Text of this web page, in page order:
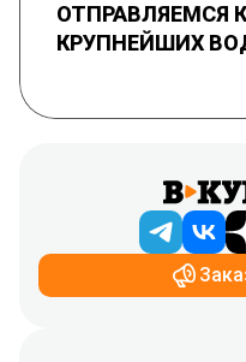
ОТПРАВЛЯЕМСЯ
КРУПНЕЙШИХ